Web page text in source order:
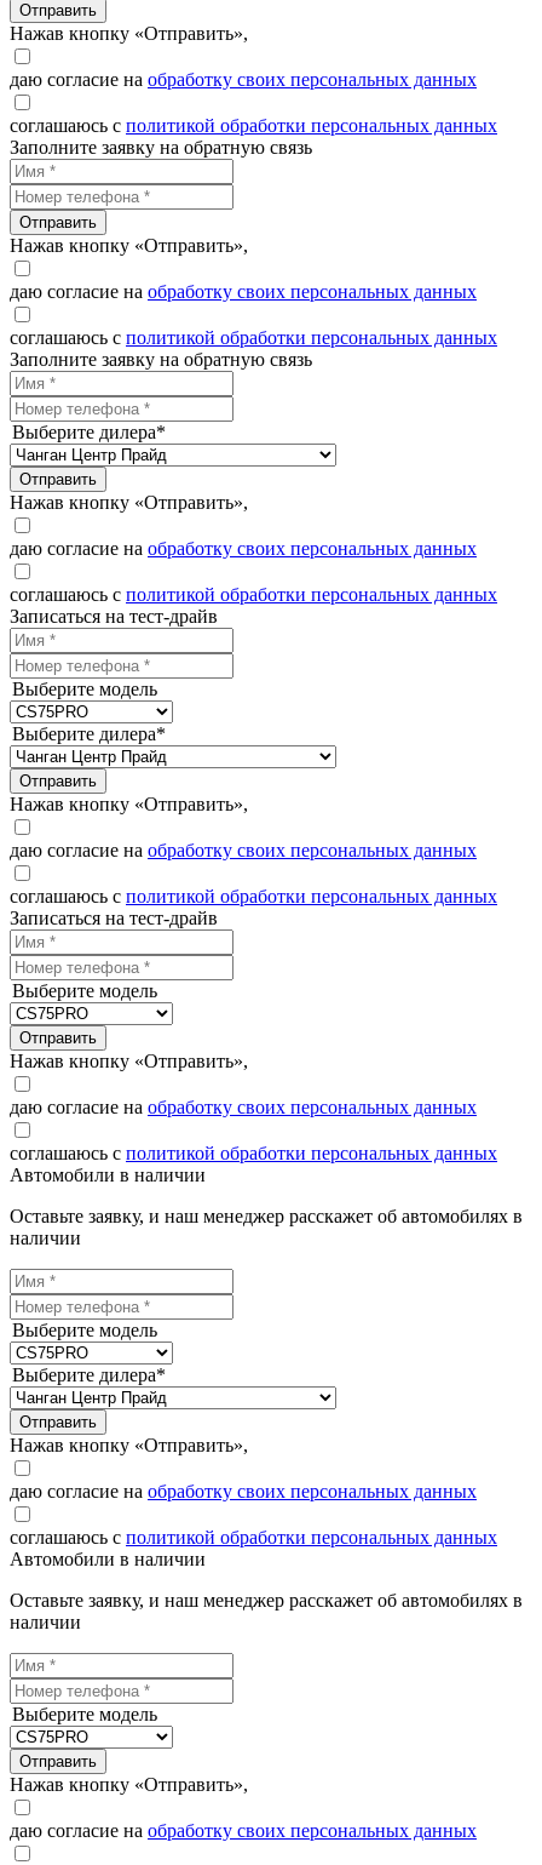
Отправить
Нажав кнопку «Отправить»,
даю согласие на обработку своих персональных данных
соглашаюсь с политикой обработки персональных данных
Заполните заявку на обратную связь
Отправить
Нажав кнопку «Отправить»,
даю согласие на обработку своих персональных данных
соглашаюсь с политикой обработки персональных данных
Заполните заявку на обратную связь
Выберите дилера*
Отправить
Нажав кнопку «Отправить»,
даю согласие на обработку своих персональных данных
соглашаюсь с политикой обработки персональных данных
Записаться на тест-драйв
Выберите модель
Выберите дилера*
Отправить
Нажав кнопку «Отправить»,
даю согласие на обработку своих персональных данных
соглашаюсь с политикой обработки персональных данных
Записаться на тест-драйв
Выберите модель
Отправить
Нажав кнопку «Отправить»,
даю согласие на обработку своих персональных данных
соглашаюсь с политикой обработки персональных данных
Автомобили в наличии
Оставьте заявку, и наш менеджер расскажет об автомобилях в
наличии
Выберите модель
Выберите дилера*
Отправить
Нажав кнопку «Отправить»,
даю согласие на обработку своих персональных данных
соглашаюсь с политикой обработки персональных данных
Автомобили в наличии
Оставьте заявку, и наш менеджер расскажет об автомобилях в
наличии
Выберите модель
Отправить
Нажав кнопку «Отправить»,
даю согласие на обработку своих персональных данных